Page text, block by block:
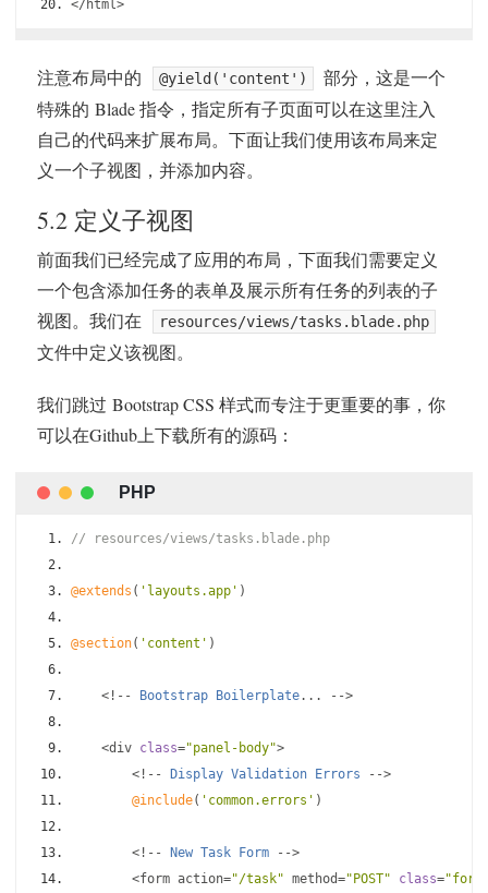
</ html>
注意布局中的 @yield('content')
部分，这是一个
特殊的 Blade 指令，指定所有子页面可以在这里注入
自己的代码来扩展布局。下面让我们使用该布局来定
义一个子视图，并添加内容。
5.2 定义子视图
前面我们已经完成了应用的布局，下面我们需要定义
一个包含添加任务的表单及展示所有任务的列表的子
视图。我们在
resources/views/tasks.blade.php
文件中定义该视图。
我们跳过 Bootstrap CSS 样式而专注于更重要的事，你
可以在Github上下载所有的源码：
// resources/views/tasks.blade.php
@extends ( 'layouts.app' )
@section( 'content' )
<!-- Bootstrap Boilerplate... -->
<div class="panel-body">
<!--
Display Validation Errors
-->
@include( 'common.errors' )
<!-- New Task Form
-->
<form action="/task" method="POST" class=